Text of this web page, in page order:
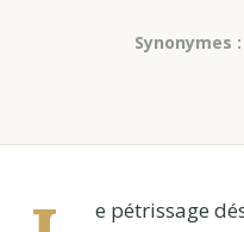
Synonymes :
e pétrissage